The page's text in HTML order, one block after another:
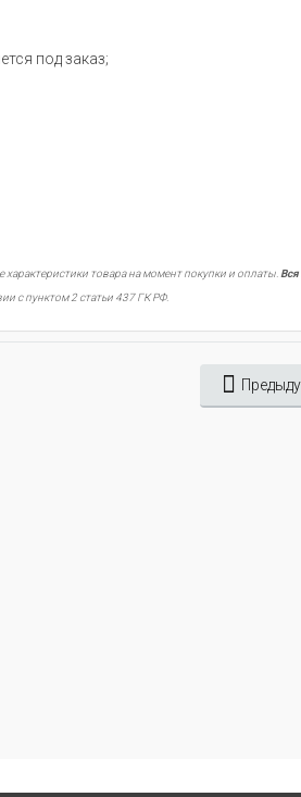
под заказ;
характеристики товара на момент покупки и оплаты.Вся
с пунктом 2 статьи 437 ГК РФ.